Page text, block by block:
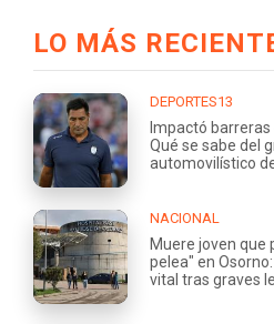
LO MÁS
DEPORTES13
Impactó
Qué se sabe del
automovilístico
NACIONAL
Muere joven que
pelea" en
vital tras graves